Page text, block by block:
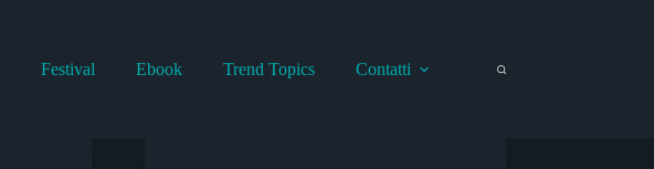
Festival Ebook Trend Topics Contatti